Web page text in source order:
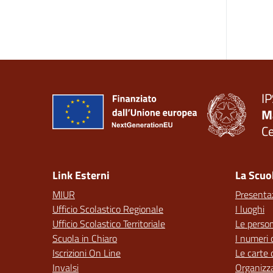
Link Esterni
MIUR
Ufficio Scolastico Regionale
Ufficio Scolastico Territoriale
Scuola in Chiaro
Iscrizioni On Line
Invalsi
La
I luoghi
Le
I numeri
Le carte